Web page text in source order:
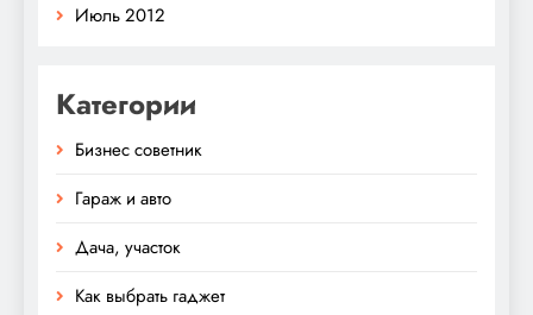
Июль 2012
Категории
Бизнес советник
Гараж и авто
Дача, участок
Как выбрать гаджет